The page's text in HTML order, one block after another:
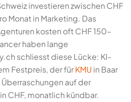
investieren zwischen CHF
Monat in Marketing. Das
kosten oft CHF 150–
haben lange
schliesst diese Lücke: KI-
Festpreis, der fürKMU in Baar
auf der
CHF, monatlich kündbar.